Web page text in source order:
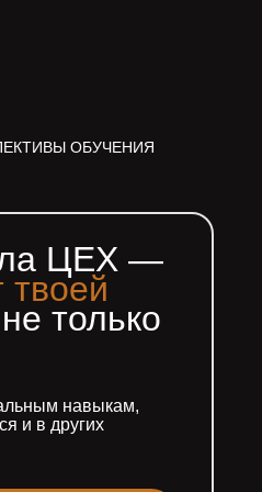
ОБУЧЕНИЯ
навыкам,
и в других
ЦЕХ —
твоей
не только